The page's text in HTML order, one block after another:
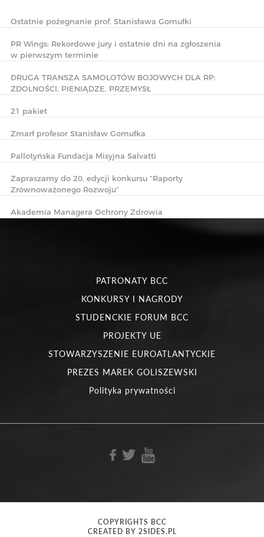
Ostatnie pożegnanie prof. Stanisława Gomułki
PR Wings: Rekordowe jury i ostatnie dni na zgłoszenia
w pierwszym terminie
DRUGA TRANSZA SAMOLOTÓW BOJOWYCH DLA RP:
ZDOLNOŚCI, PIENIĄDZE, PRZEMYSŁ
21 pakiet
Zmarł profesor Stanisław Gomułka
Pallotyńska Fundacja Misyjna Salvatti
Zapraszamy do 20. edycji konkursu “Raporty
Zrównoważonego Rozwoju”
Akademia Managera Ochrony Zdrowia
PATRONATY BCC
KONKURSY I NAGRODY
STUDENCKIE FORUM BCC
PROJEKTY UE
STOWARZYSZENIE EUROATLANTYCKIE
PREZES MAREK GOLISZEWSKI
Polityka prywatności
COPYRIGHTS BCC
CREATED BY 2SIDES.PL